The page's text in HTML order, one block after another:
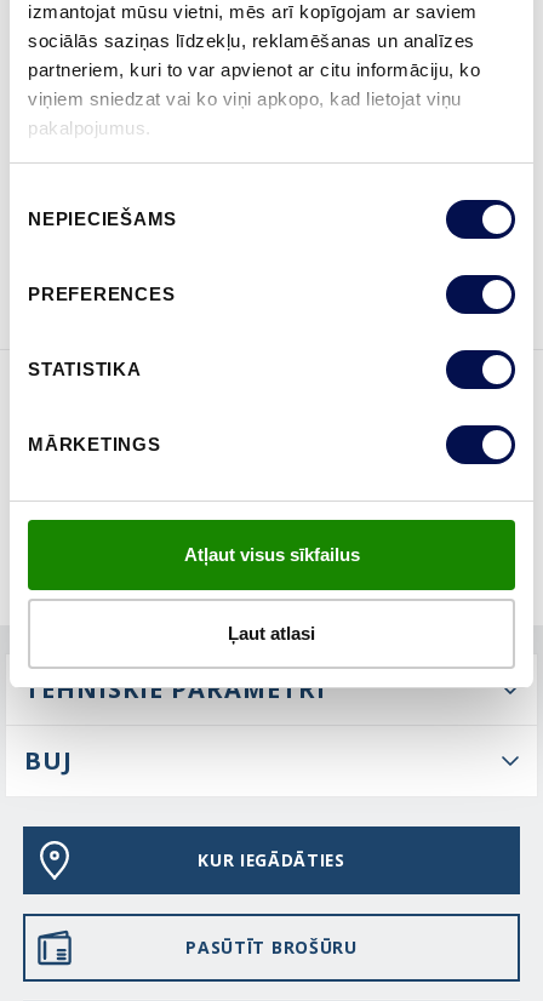
izmantojat mūsu vietni, mēs arī kopīgojam ar saviem
sociālās saziņas līdzekļu, reklamēšanas un analīzes
partneriem, kuri to var apvienot ar citu informāciju, ko
viņiem sniedzat vai ko viņi apkopo, kad lietojat viņu
pakalpojumus.
izvēle
NEPIECIEŠAMS
PREFERENCES
STATISTIKA
MĀRKETINGS
Atļaut visus sīkfailus
Ļaut atlasi
IZMĒRS
TEHNISKIE PARAMETRI
BUJ
KUR IEGĀDĀTIES
PASŪTĪT BROŠŪRU